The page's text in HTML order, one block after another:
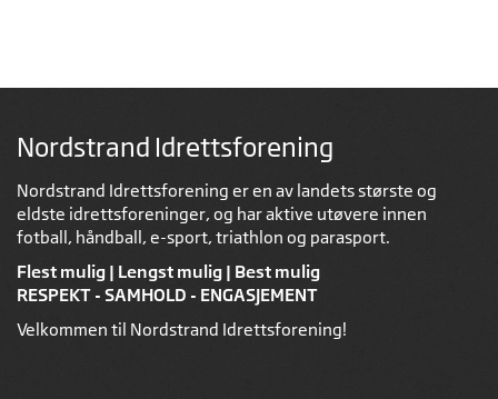
Nordstrand Idrettsforening
Nordstrand Idrettsforening er en av landets største og
eldste idrettsforeninger, og har aktive utøvere innen
fotball, håndball, e-sport, triathlon og parasport.
Flest mulig | Lengst mulig | Best mulig
RESPEKT - SAMHOLD - ENGASJEMENT
Velkommen til Nordstrand Idrettsforening!